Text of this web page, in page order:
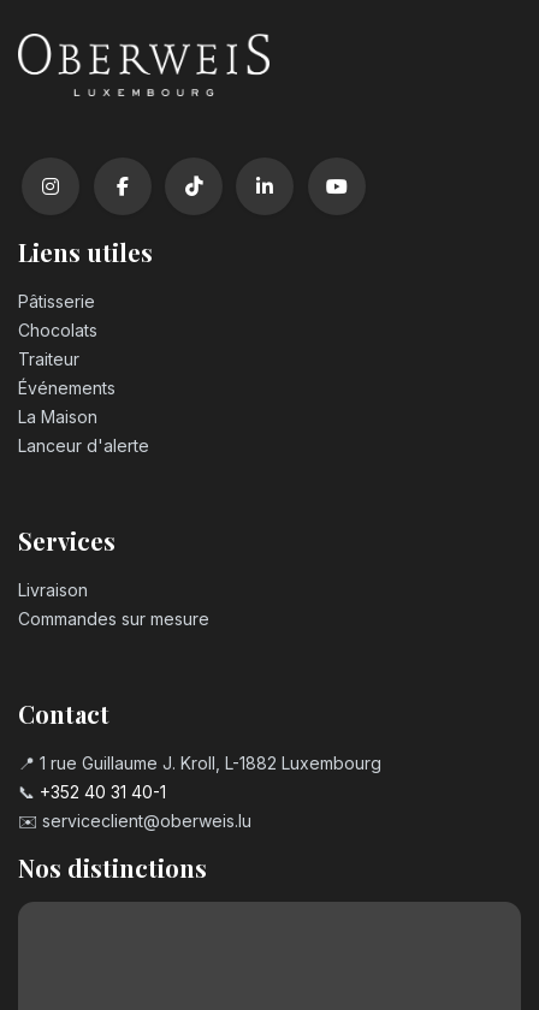
Liens utiles
Pâtisserie
Chocolats
Traiteur
Événements
La Maison
Lanceur d'alerte
Services
Livraison
Commandes sur mesure
Contact
📍 1 rue Guillaume J. Kroll, L-1882 Luxembourg
📞 +352 40 31 40-1
✉️ serviceclient@oberweis.lu
Nos distinctions